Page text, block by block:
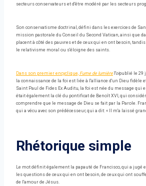
secteurs conservateurs et d'être modéré par les secteurs
Son conservatisme doctrinal, défini dans les exercices de
mission pastorale du Conseil du Second Vatican, ainsi que
placent à côté des pauvres et de ceux qui en ont besoin,
le relativisme moral ou s'éloigne des saints.
Dans son premier encyclique, Fume de lumièreToipublié le 29
la connaissance de la foi est liée à l'alliance d'un Dieu fidèle
Saint Paul de Fides Ex Auditu, la foi est née du message qui
était également la clé du pontificat de Benoît XVI, qui
comprendre que le message de Dieu se fait par la Parole.
qui a vécu avec son prédécesseur, qui a dit: « Il m'a laissé
Rhétorique simple
Le mot définit également la papauté de Francisco, qui a jugé
les questions de ceux qui en ont besoin, de ceux qui ont
de l'amour de Jésus.